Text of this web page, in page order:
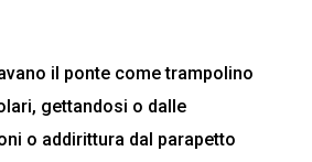
il ponte come trampolino
gettandosi o dalle
o addirittura dal parapetto